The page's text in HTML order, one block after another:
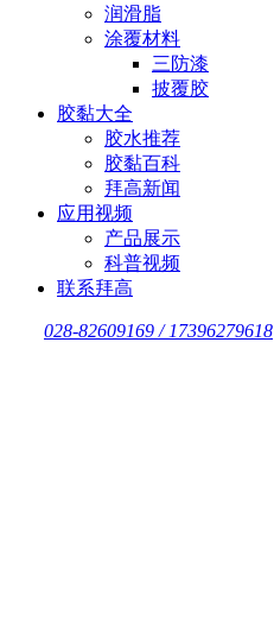
润滑脂
涂覆材料
三防漆
披覆胶
胶黏大全
胶水推荐
胶黏百科
拜高新闻
应用视频
产品展示
科普视频
联系拜高
028-82609169 / 17396279618